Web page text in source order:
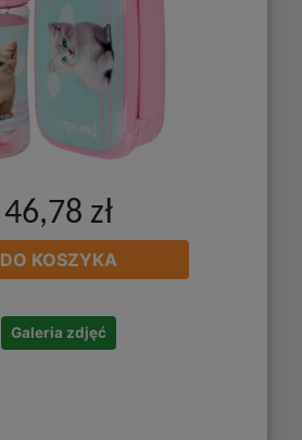
46,78 zł
DO KOSZYKA
Galeria zdjęć